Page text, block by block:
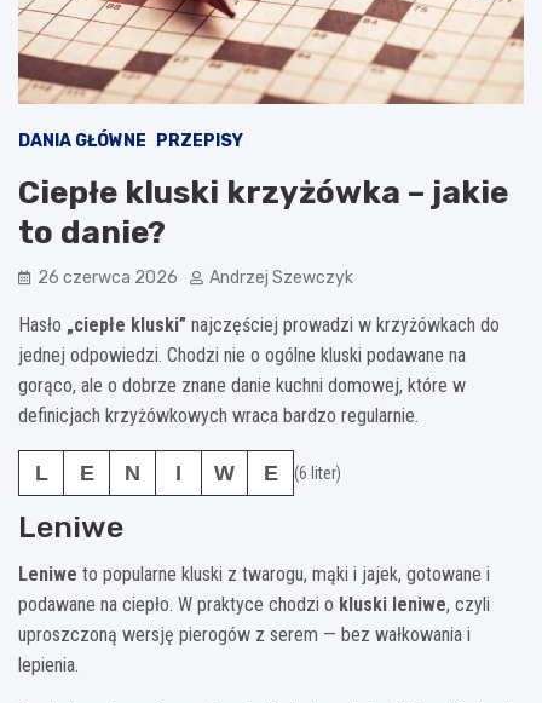
DANIA GŁÓWNE PRZEPISY
Ciepłe kluski krzyżówka – jakie
to danie?
26 czerwca 2026 Andrzej Szewczyk
Hasło „ciepłe kluski” najczęściej prowadzi w krzyżówkach do
jednej odpowiedzi. Chodzi nie o ogólne kluski podawane na
gorąco, ale o dobrze znane danie kuchni domowej, które w
definicjach krzyżówkowych wraca bardzo regularnie.
L E N I W E (6 liter)
Leniwe
Leniwe to popularne kluski z twarogu, mąki i jajek, gotowane i
podawane na ciepło. W praktyce chodzi o kluski leniwe, czyli
uproszczoną wersję pierogów z serem — bez wałkowania i
lepienia.